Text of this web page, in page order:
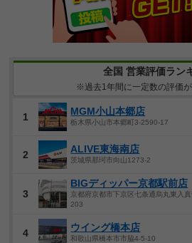
全国 営業評価ラン
※過去1年間に一定数の評価
1 MGM小山本郷店
栃木県小山市本郷町3-2590-17
2 ALIVE東海南店
茨城県那珂市向山1273-2
3
BIGディッパー京都駅前店
京都府京都市下京区七条通烏丸東入
203
4 ウイング橋本店
和歌山県橋本市市脇4-5-10